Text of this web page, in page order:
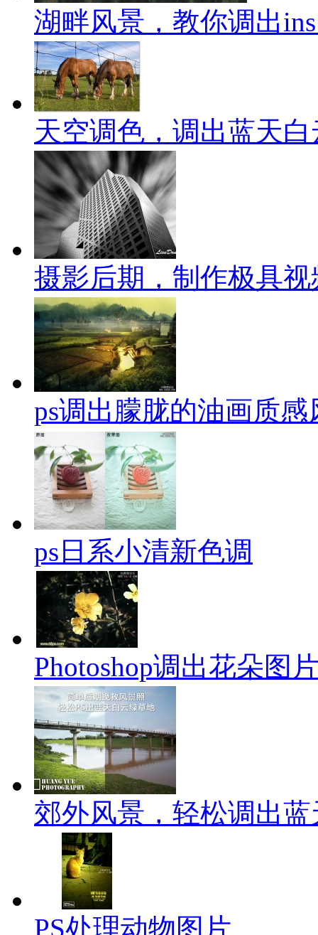
湖畔风景，教你调出
天空调色，调出蓝天
摄影后期，制作极具
ps调出朦胧的油画质感
ps日系小清新色调
Photoshop调出花朵图
郊外风景，轻松调出
PS处理动物图片